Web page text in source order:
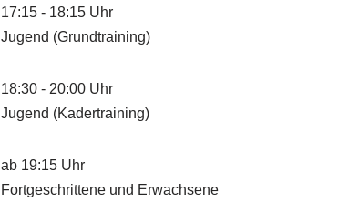
17:15 - 18:15 Uhr
Jugend (Grundtraining)
18:30 - 20:00 Uhr
Jugend (Kadertraining)
ab 19:15 Uhr
Fortgeschrittene und Erwachsene